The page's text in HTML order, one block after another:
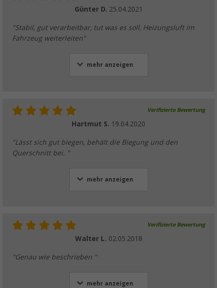
Günter D. 25.04.2021
"Stabil, gut verarbeitbar, tut was es soll, Heizungsluft im
Fahrzeug weiterleiten"
mehr anzeigen
Verifizierte Bewertung
Hartmut S. 19.04.2020
"Lässt sich gut biegen, behält die Biegung und den
Querschnitt bei. "
mehr anzeigen
Verifizierte Bewertung
Walter L. 02.05.2018
"Genau wie beschrieben "
mehr anzeigen